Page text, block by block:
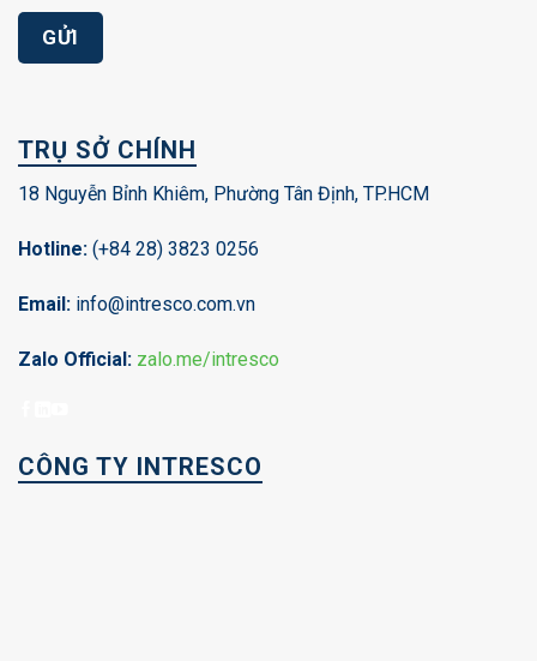
TRỤ SỞ CHÍNH
18 Nguyễn Bỉnh Khiêm, Phường Tân Định, TP.HCM
Hotline: (+84 28) 3823 0256
Email: info@intresco.com.vn
Zalo Official: zalo.me/intresco
CÔNG TY INTRESCO